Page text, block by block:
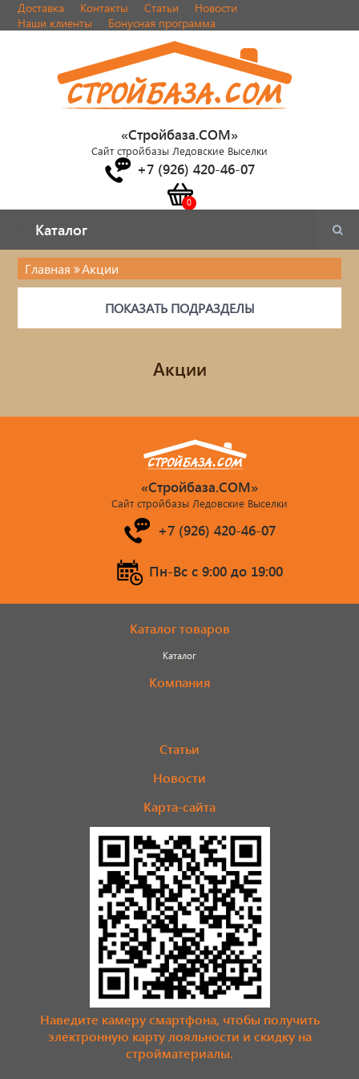
Доставка Контакты Статьи
Новости
Наши клиенты
Бонусная программа
«Стройбаза.COM»
Сайт стройбазы Ледовские Выселки
+7 (926) 420-46-07
Каталог
Каталог
Главная Акции
ПОКАЗАТЬ ПОДРАЗДЕЛЫ
Акции
«Стройбаза.COM»
Сайт стройбазы Ледовские Выселки
+7 (926) 420-46-07
Пн-Вс c 9:00 до 19:00
Каталог товаров
Каталог
Компания
Статьи
Новости
Карта-сайта
Наведите камеру смартфона, чтобы получить
электронную карту лояльности и скидку на
стройматериалы.